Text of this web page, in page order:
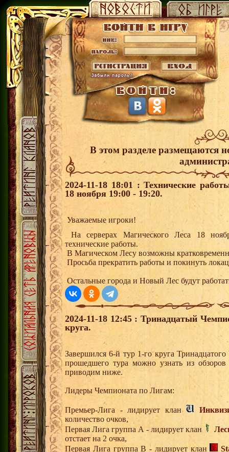
В этом разделе размещаются
2024-11-18 18:01 : Технические
18 ноября 19:00 - 19:20.
Уважаемые игроки!
На серверах Магического Леса 18
технические работы.
В Магическом Лесу возможны
Просьба прекратить работы и покинуть
Остальные города и Новый Лес будут
2024-11-18 12:45 : Тринадцатый
круга.
Завершился 6-й тур 1-го круга
прошедшего тура можно узнать из
приводим ниже.
Лидеры Чемпионата по Лигам:
Премьер-Лига - лидирует клан
количество очков,
Первая Лига группа А - лидирует клан
отстает на 2 очка,
Первая Лига группа В - лидирует клан